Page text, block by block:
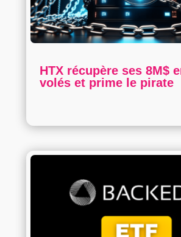
HTX récupère ses 8M$
volés et prime le pirate